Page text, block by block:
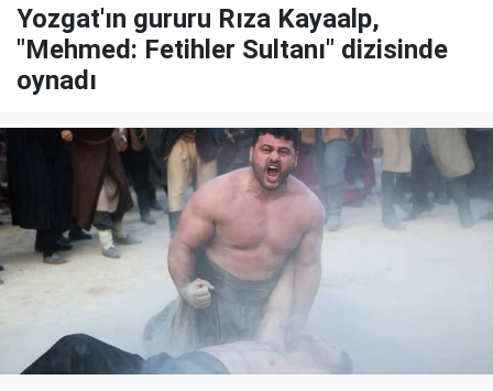
Yozgat'ın gururu Rıza Kayaalp,
"Mehmed: Fetihler Sultanı" dizisinde
oynadı